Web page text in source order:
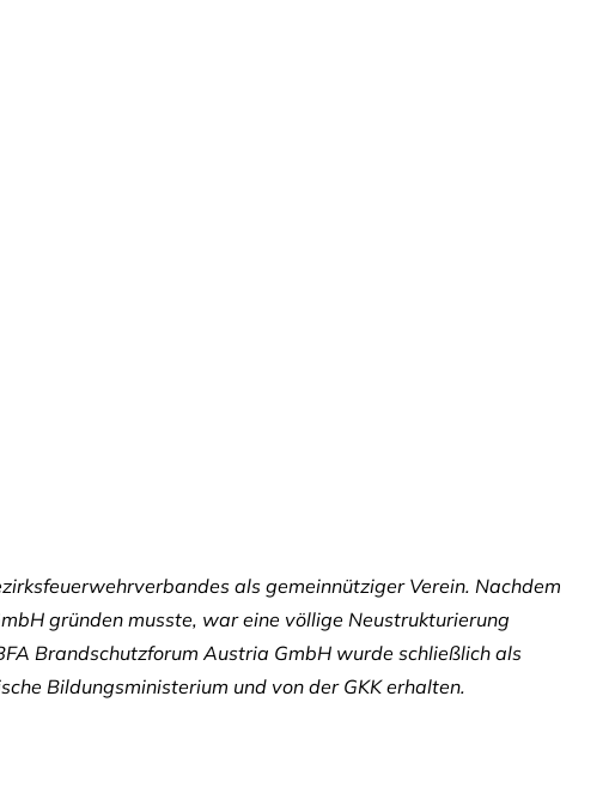
als gemeinnütziger Verein. Nachdem
gründen musste, war eine völlige Neustrukturierung
Brandschutzforum Austria GmbH wurde schließlich als
Bildungsministerium und von der GKK erhalten.